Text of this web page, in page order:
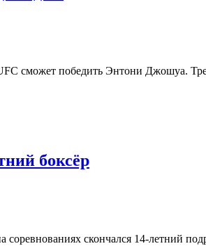
сможет победить Энтони Джошуа.
боксёр
скончался 14-летний